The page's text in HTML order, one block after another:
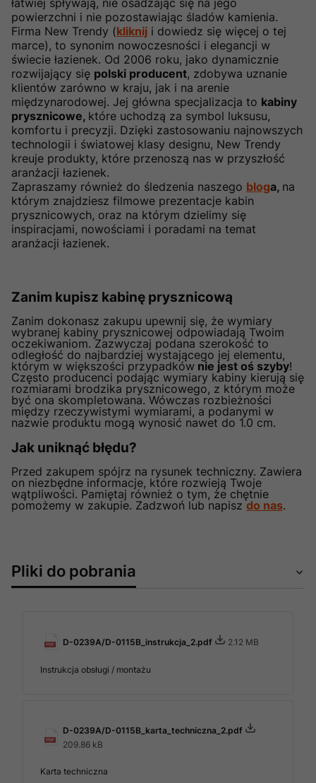
powierzchni i nie pozostawiając śladów kamienia.
Firma New Trendy (kliknij i dowiedz się więcej o tej
marce), to synonim nowoczesności i elegancji w
świecie łazienek. Od 2006 roku, jako dynamicznie
rozwijający się polski producent, zdobywa uznanie
klientów zarówno w kraju, jak i na arenie
międzynarodowej. Jej główna specjalizacja to kabiny
prysznicowe, które uchodzą za symbol luksusu,
komfortu i precyzji. Dzięki zastosowaniu najnowszych
technologii i światowej klasy designu, New Trendy
kreuje produkty, które przenoszą nas w przyszłość
aranżacji łazienek.
Zapraszamy również do śledzenia naszego bloga, na
którym znajdziesz filmowe prezentacje kabin
prysznicowych, oraz na którym dzielimy się
inspiracjami, nowościami i poradami na temat
aranżacji łazienek.
Zanim kupisz kabinę prysznicową
Zanim dokonasz zakupu upewnij się, że wymiary
wybranej kabiny prysznicowej odpowiadają Twoim
oczekiwaniom. Zazwyczaj podana szerokość to
odległość do najbardziej wystającego jej elementu,
którym w większości przypadków nie jest oś szyby!
Często producenci podając wymiary kabiny kierują się
rozmiarami brodzika prysznicowego, z którym może
być ona skompletowana. Wówczas rozbieżności
między rzeczywistymi wymiarami, a podanymi w
nazwie produktu mogą wynosić nawet do 1.0 cm.
Jak uniknąć błędu?
Przed zakupem spójrz na rysunek techniczny. Zawiera
on niezbędne informacje, które rozwieją Twoje
wątpliwości. Pamiętaj również o tym, że chętnie
pomożemy w zakupie. Zadzwoń lub napiszdo nas.
Pliki do pobrania
D-0239A/D-0115B_instrukcja_2.pdf 2.12 MB
Instrukcja obsługi / montażu
D-0239A/D-0115B_karta_techniczna_2.pdf
209.86 kB
Karta techniczna